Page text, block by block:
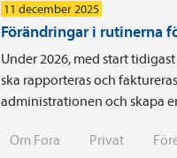
11 december 2025
Förändringar i rutinerna
Under 2026, med start
ska rapporteras och
administrationen och skapa
Om Fora Privat